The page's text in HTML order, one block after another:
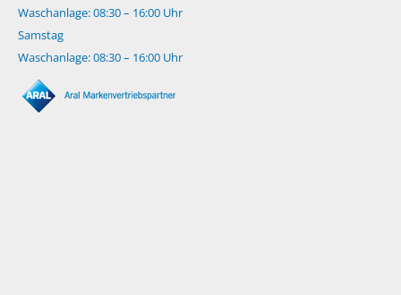
Waschanlage: 08:30 – 16:00 Uhr
Samstag
Waschanlage: 08:30 – 16:00 Uhr